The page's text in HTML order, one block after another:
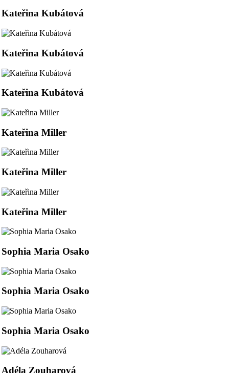
Kateřina Kubátová
Kateřina Kubátová
Kateřina Kubátová
Kateřina Miller
Kateřina Miller
Kateřina Miller
Sophia Maria Osako
Sophia Maria Osako
Sophia Maria Osako
Adéla Zouharová